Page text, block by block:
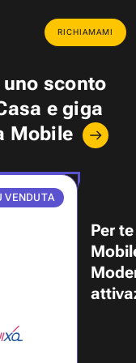
RICHIAMAMI
sconto
egiga
Mobile
VENDUTA
Per